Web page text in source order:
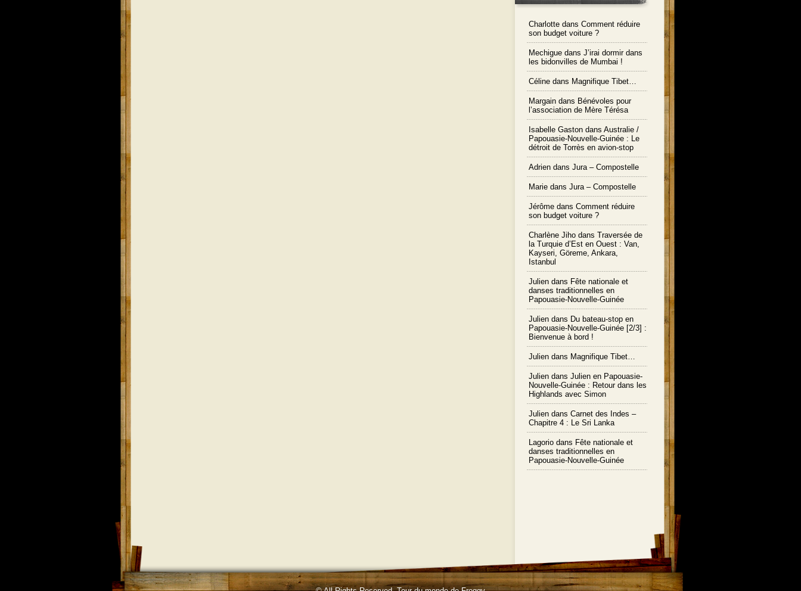
Charlotte dans Comment réduire
son budget voiture ?
Mechigue dans J’irai dormir dans
les bidonvilles de Mumbai !
Céline dans Magnifique Tibet…
Margain dans Bénévoles pour
l’association de Mère Térésa
Isabelle Gaston dans Australie /
Papouasie-Nouvelle-Guinée : Le
détroit de Torrès en avion-stop
Adrien dans Jura – Compostelle
Marie dans Jura – Compostelle
Jérôme dans Comment réduire
son budget voiture ?
Charlène Jiho dans Traversée de
la Turquie d’Est en Ouest : Van,
Kayseri, Göreme, Ankara,
Istanbul
Julien dans Fête nationale et
danses traditionnelles en
Papouasie-Nouvelle-Guinée
Julien dans Du bateau-stop en
Papouasie-Nouvelle-Guinée [2/3] :
Bienvenue à bord !
Julien dans Magnifique Tibet…
Julien dans Julien en Papouasie-
Nouvelle-Guinée : Retour dans les
Highlands avec Simon
Julien dans Carnet des Indes –
Chapitre 4 : Le Sri Lanka
Lagorio dans Fête nationale et
danses traditionnelles en
Papouasie-Nouvelle-Guinée